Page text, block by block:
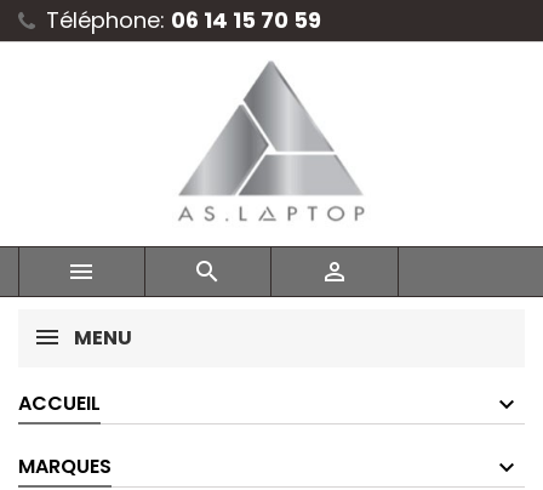
Téléphone: 06 14 15 70 59
  
MENU
ACCUEIL
MARQUES